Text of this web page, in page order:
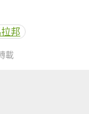
邦
載